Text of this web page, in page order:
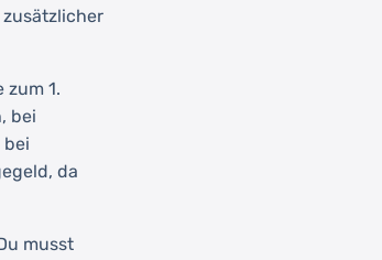
1.
bei
bei
da
musst